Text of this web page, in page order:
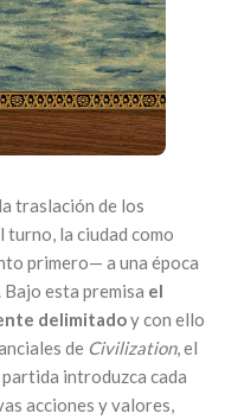
traslación de los
turno, la ciudad como
primero— a una época
esta premisa el
delimitadoy con ello
de Civilization, el
introduzca cada
acciones y valores,